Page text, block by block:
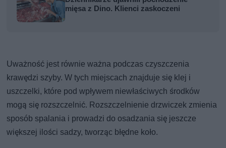
mięsa z Dino. Klienci zaskoczeni
Uważność jest równie ważna podczas czyszczenia
krawędzi szyby. W tych miejscach znajduje się klej i
uszczelki, które pod wpływem niewłaściwych środków
mogą się rozszczelnić. Rozszczelnienie drzwiczek zmienia
sposób spalania i prowadzi do osadzania się jeszcze
większej ilości sadzy, tworząc błędne koło.